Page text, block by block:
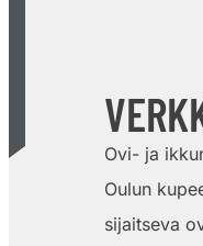
Ovi- ja
Oulun
sijaitseva